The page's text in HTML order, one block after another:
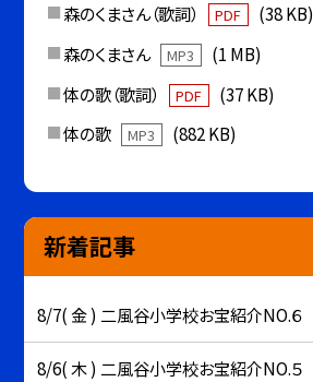
森のくまさん（歌詞）
PDF
(38 KB)
森のくまさん
MP3
(1 MB)
体の歌（歌詞）
PDF
(37 KB)
体の歌
MP3 (882 KB)
新着記事
8/7( 金 ) 二風谷小学校お宝紹介NO.６
8/6( 木 ) 二風谷小学校お宝紹介NO.５